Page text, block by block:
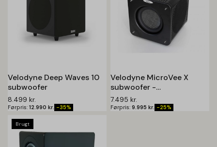
Velodyne Deep Waves 10
subwoofer
8.499 kr.
Førpris: 12.990 kr. -35%
Velodyne MicroVee X
subwoofer -
Udstillingsmodel
7.495 kr.
Førpris: 9.995 kr. -25%
Brugt